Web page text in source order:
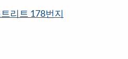
리트 178번지